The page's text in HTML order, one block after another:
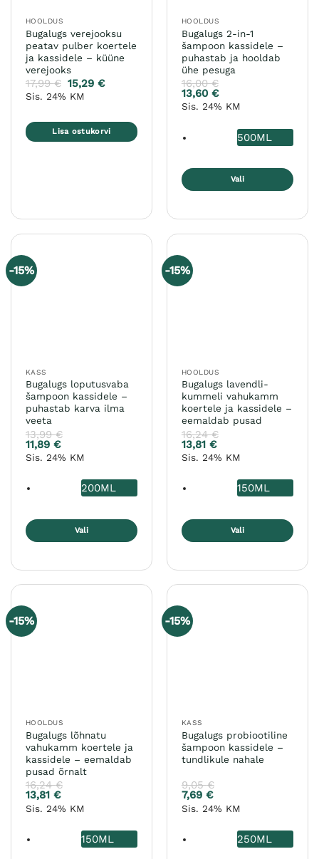
HOOLDUS
Bugalugs verejooksu
peatav pulber koertele
ja kassidele – küüne
verejooks
17,99€ 15,29€
Sis. 24% KM
Lisa ostukorvi
HOOLDUS
Bugalugs 2-in-1
šampoon kassidele –
puhastab ja hooldab
ühe pesuga
16,00€
13,60 €
Sis. 24% KM
500ML
Vali
varianti.
Valikuid
saab
-15%
KASS
Bugalugs loputusvaba
šampoon kassidele –
puhastab karva ilma
veeta
13,99€
11,89 €
Sis. 24% KM
200ML
Vali
varianti.
Valikuid
saab
-15%
HOOLDUS
Bugalugs lavendli-
kummeli vahukamm
koertele ja kassidele –
eemaldab pusad
16,24€
13,81 €
Sis. 24% KM
150ML
Vali
varianti.
Valikuid
saab
-15%
HOOLDUS
Bugalugs lõhnatu
vahukamm koertele ja
kassidele – eemaldab
pusad õrnalt
16,24€
13,81 €
Sis. 24% KM
150ML
-15%
KASS
Bugalugs probiootiline
šampoon kassidele –
tundlikule nahale
9,05€
7,69 €
Sis. 24% KM
250ML